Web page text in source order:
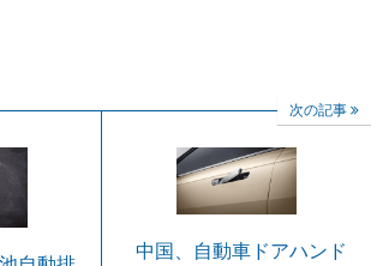
次の記事
中国、自動車ドアハンド